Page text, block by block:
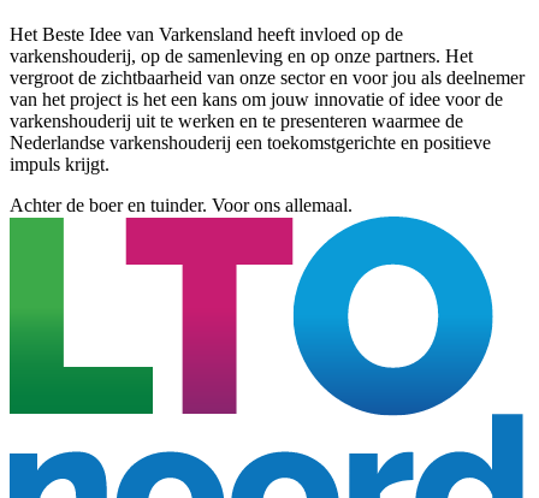
Het Beste Idee van Varkensland heeft invloed op de
varkenshouderij, op de samenleving en op onze partners. Het
vergroot de zichtbaarheid van onze sector en voor jou als deelnemer
van het project is het een kans om jouw innovatie of idee voor de
varkenshouderij uit te werken en te presenteren waarmee de
Nederlandse varkenshouderij een toekomstgerichte en positieve
impuls krijgt.
Achter de boer en tuinder. Voor ons allemaal.